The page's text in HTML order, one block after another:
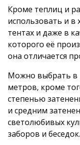
Кроме теплиц и
использовать и в
тентах и даже в
которого её
она отличается
Можно выбрать в
метров, кроме
степенью
и средним
светолюбивых
заборов и беседок.